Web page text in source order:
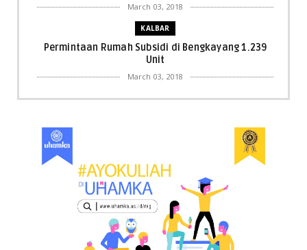
March 03, 2018
KALBAR
Permintaan Rumah Subsidi di Bengkayang 1.239
Unit
March 03, 2018
KALBAR
KALBAR
Orangutan Masuk ke Asrama Mahasiswi STAI Al-
Haudl Ketapang ....
March 02, 2018
KALBAR